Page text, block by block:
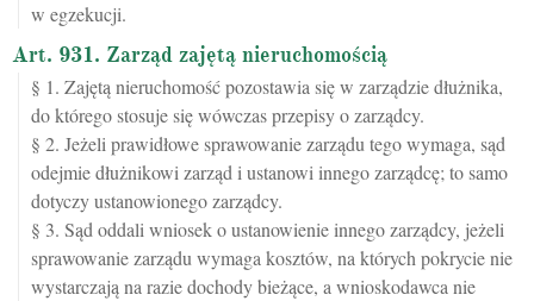
w egzekucji.
Art. 931. Zarząd zajętą nieruchomością
§ 1. Zajętą nieruchomość pozostawia się w zarządzie dłużnika,
do którego stosuje się wówczas przepisy o zarządcy.
§ 2. Jeżeli prawidłowe sprawowanie zarządu tego wymaga, sąd
odejmie dłużnikowi zarząd i ustanowi innego zarządcę; to samo
dotyczy ustanowionego zarządcy.
§ 3. Sąd oddali wniosek o ustanowienie innego zarządcy, jeżeli
sprawowanie zarządu wymaga kosztów, na których pokrycie nie
wystarczają na razie dochody bieżące, a wnioskodawca nie